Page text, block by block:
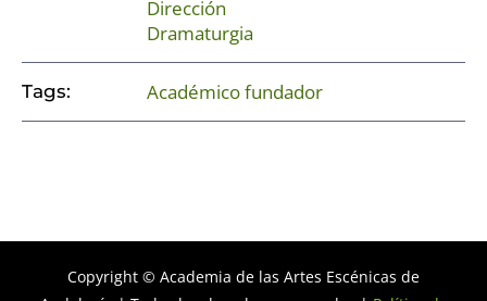
Dirección
Dramaturgia
Tags: Académico fundador
Copyright © Academia de las Artes Escénicas de